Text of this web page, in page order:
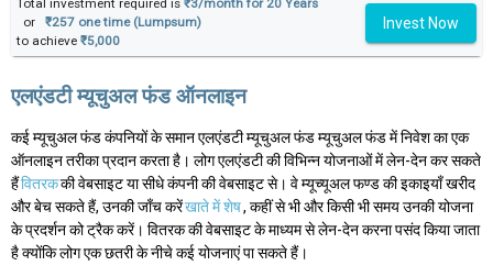
Total investment required is ₹3/month for 20 Years
or ₹257 one time (Lumpsum)
to achieve ₹5,000
Invest Now
एलएंडटी म्यूचुअल फंड ऑनलाइन
कई म्यूचुअल फंड कंपनियों के समान एलएंडटी म्यूचुअल फंड म्यूचुअल फंड में निवेश का एक
ऑनलाइन तरीका प्रदान करता है। लोग एलएंडटी की विभिन्न योजनाओं में लेन-देन कर सकते
हैंवितरककी वेबसाइट या सीधे कंपनी की वेबसाइट से। वे म्यूच्यूअल फण्ड की इकाइयाँ खरीद
और बेच सकते हैं, उनकी जाँच करेंखाते में शेष, कहीं से भी और किसी भी समय उनकी योजना
के प्रदर्शन को ट्रैक करें। वितरक की वेबसाइट के माध्यम से लेन-देन करना पसंद किया जाता
है क्योंकि लोग एक छतरी के नीचे कई योजनाएं पा सकते हैं।